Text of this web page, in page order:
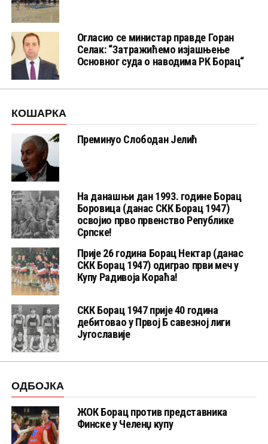
Огласио се министар правде Горан
Селак: “Затражићемо изјашњење
Основног суда о наводима РК Борац“
КОШАРКА
Преминуо Слободан Јелић
На данашњи дан 1993. године Борац
Боровица (данас СКК Борац 1947)
освојио прво првенство Републике
Српске!
Прије 26 година Борац Нектар (данас
СКК Борац 1947) одиграо први меч у
Купу Радивоја Кораћа!
СКК Борац 1947 прије 40 година
дебитовао у Првој Б савезној лиги
Југославије
ОДБОЈКА
ЖОК Борац против представника
Финске у Челенџ купу